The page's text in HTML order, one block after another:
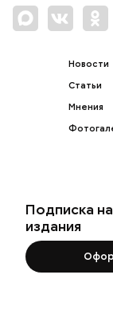
Новости
Статьи
Мнения
Подписка
издания